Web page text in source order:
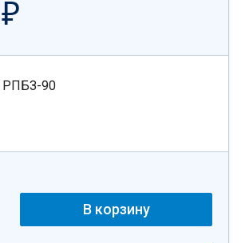
₽
РПБЗ-90